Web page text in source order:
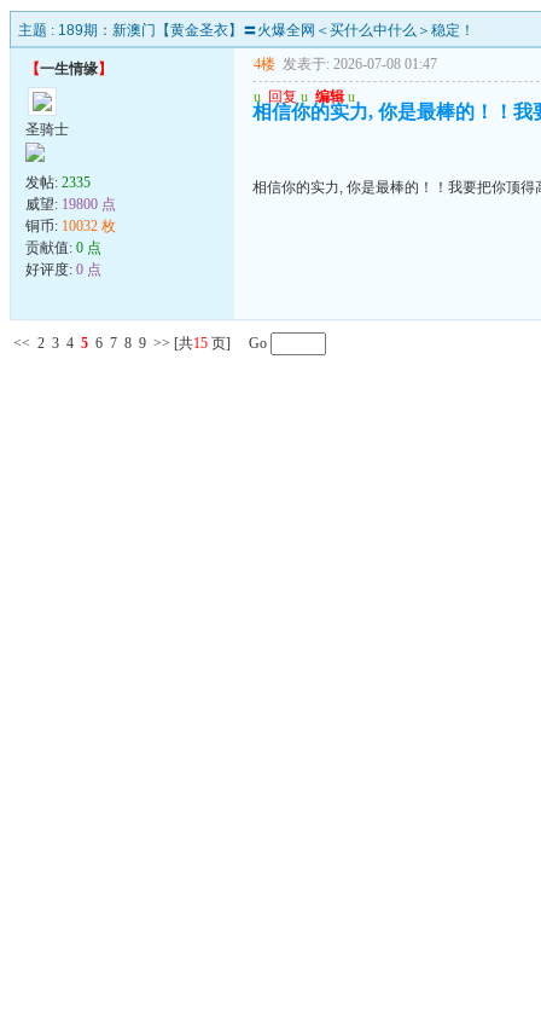
主题 : 189期：新澳门【黄金圣衣】〓火爆全网＜买什么中什么＞稳定！
【一生情缘】
圣骑士
发帖: 2335
威望: 19800 点
铜币: 10032 枚
贡献值: 0 点
好评度: 0 点
4楼 发表于: 2026-07-08 01:47
u 回复 u 编辑 u
相信你的实力, 你是最棒的！！我
相信你的实力, 你是最棒的！！我要把你顶得
<< 2 3 4 5 6 7 8 9 >> [共15 页] Go